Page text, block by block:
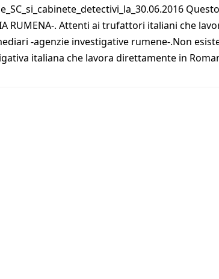
RUMENA-. Attenti ai trufattori italiani che
-agenzie investigative rumene-.Non
italiana che lavora direttamente in